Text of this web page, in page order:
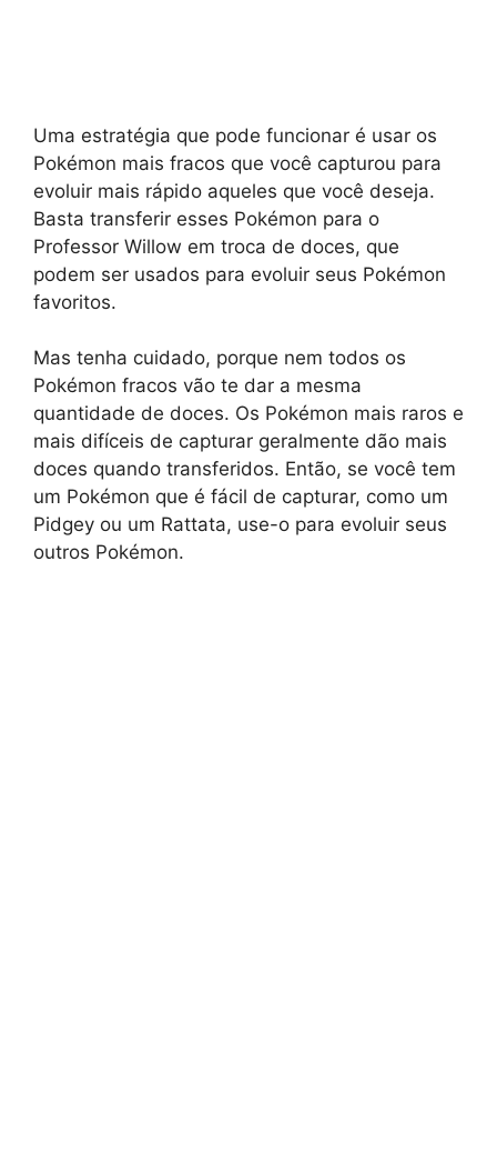
Uma estratégia que pode funcionar é usar os
Pokémon mais fracos que você capturou para
evoluir mais rápido aqueles que você deseja.
Basta transferir esses Pokémon para o
Professor Willow em troca de doces, que
podem ser usados para evoluir seus Pokémon
favoritos.
Mas tenha cuidado, porque nem todos os
Pokémon fracos vão te dar a mesma
quantidade de doces. Os Pokémon mais raros e
mais difíceis de capturar geralmente dão mais
doces quando transferidos. Então, se você tem
um Pokémon que é fácil de capturar, como um
Pidgey ou um Rattata, use-o para evoluir seus
outros Pokémon.